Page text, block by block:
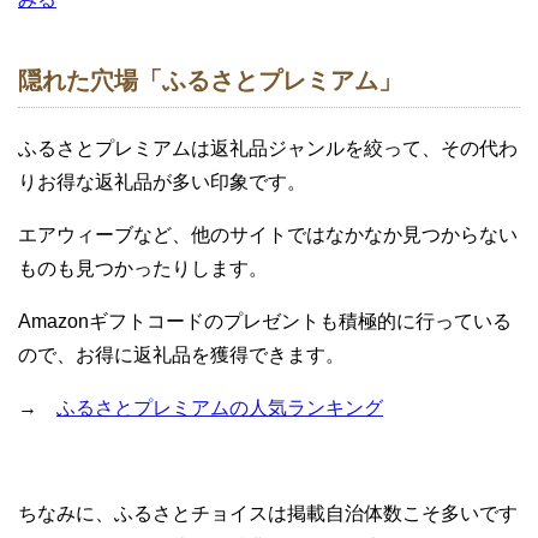
隠れた穴場「ふるさとプレミアム」
ふるさとプレミアムは返礼品ジャンルを絞って、その代わ
りお得な返礼品が多い印象です。
エアウィーブなど、他のサイトではなかなか見つからない
ものも見つかったりします。
Amazonギフトコードのプレゼントも積極的に行っている
ので、お得に返礼品を獲得できます。
→ ふるさとプレミアムの人気ランキング
ちなみに、ふるさとチョイスは掲載自治体数こそ多いです